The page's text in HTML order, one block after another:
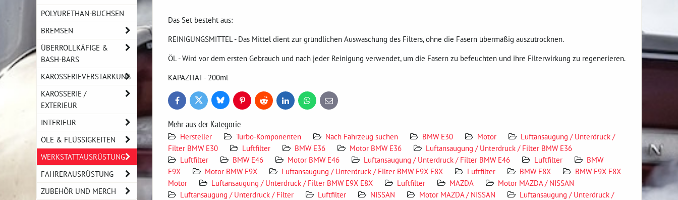
Das Set besteht aus:
REINIGUNGSMITTEL - Das Mittel dient zur gründlichen Auswaschung des Filters, ohne die Fasern übermäßig auszutrocknen.
ÖL - Wird vor dem ersten Gebrauch und nach jeder Reinigung verwendet, um die Fasern zu befeuchten und ihre Filterwirkung zu regenerieren.
KAPAZITÄT - 200ml
FacebookTwitter BlueskyPinterestReddit LinkedInWhatsApp
E-
mail
Mehr aus der Kategorie
Hersteller Turbo-Komponenten Nach Fahrzeug suchen BMW E30 Motor
Luftansaugung / Unterdruck /
Filter BMW E30
Luftfilter BMW E36 Motor BMW E36
Luftansaugung / Unterdruck / Filter BMW E36
Luftfilter
BMW E46 Motor BMW E46 Luftansaugung / Unterdruck / Filter BMW E46 Luftfilter
BMW
E9X
Motor BMW E9X Luftansaugung / Unterdruck / Filter BMW E9X E8X Luftfilter BMW E8X
BMW E9X E8X
Motor
Luftansaugung / Unterdruck / Filter BMW E9X E8X Luftfilter MAZDA
Motor MAZDA / NISSAN
Luftansaugung / Unterdruck / Filter
Luftfilter NISSAN Motor MAZDA / NISSAN
Luftansaugung / Unterdruck /
POLYURETHAN-BUCHSEN
BREMSEN
ÜBERROLLKÄFIGE &
BASH-BARS
KAROSSERIEVERSTÄRKUNG
KAROSSERIE /
EXTERIEUR
INTERIEUR
ÖLE & FLÜSSIGKEITEN
WERKSTATTAUSRÜSTUNG
FAHRERAUSRÜSTUNG
ZUBEHÖR UND MERCH